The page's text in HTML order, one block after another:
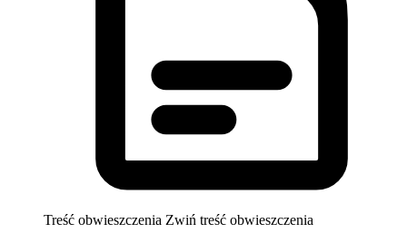
Treść obwieszczenia Zwiń treść obwieszczenia